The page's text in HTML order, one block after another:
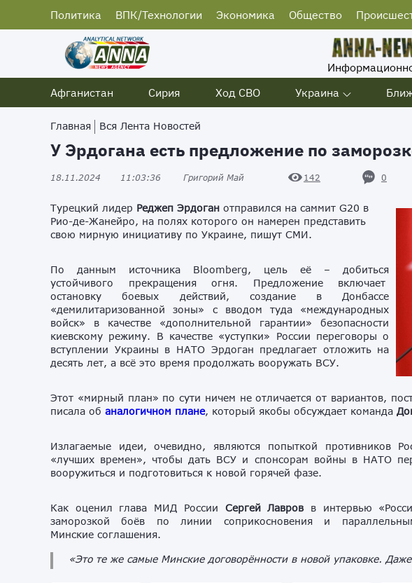
Политика ВПК/Технологии Экономика Общество
Афганистан
Сирия Ход СВО Украина
Главная Вся Лента Новостей
У Эрдогана есть предложение по
18.11.2024 11:03:36 Григорий Май 142 0
Турецкий лидер Реджеп Эрдоган отправился на саммит G20 в
Рио-де-Жанейро, на полях которого он намерен представить
свою мирную инициативу по Украине, пишут СМИ.
По данным источника Bloomberg, цель её – добиться
устойчивого прекращения огня. Предложение включает
остановку боевых действий, создание в Донбассе
«демилитаризованной зоны» с вводом туда «международных
войск» в качестве «дополнительной гарантии» безопасности
киевскому режиму. В качестве «уступки» России переговоры о
вступлении Украины в НАТО Эрдоган предлагает отложить на
десять лет, а всё это время продолжать вооружать ВСУ.
Этот «мирный план» по сути ничем не отличается от вариантов,
писала об аналогичном плане, который якобы обсуждает команда
Излагаемые идеи, очевидно, являются попыткой противников
«лучших времен», чтобы дать ВСУ и спонсорам войны в НАТО
вооружиться и подготовиться к новой горячей фазе.
Как оценил глава МИД России Сергей Лавров в интервью
заморозкой боёв по линии соприкосновения и
Минские соглашения.
«Это те же самые Минские договорённости в новой упаковке.